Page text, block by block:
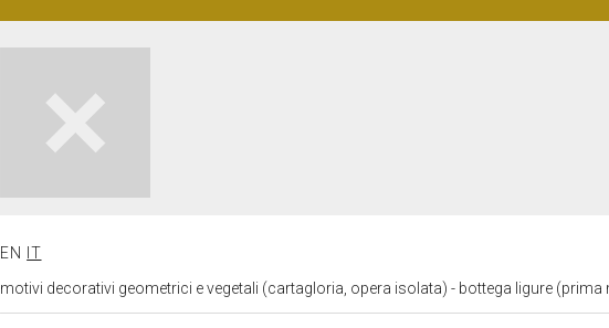
EN
IT
motivi decorativi geometrici e vegetali (cartagloria, opera isolata) - bottega ligure (prima